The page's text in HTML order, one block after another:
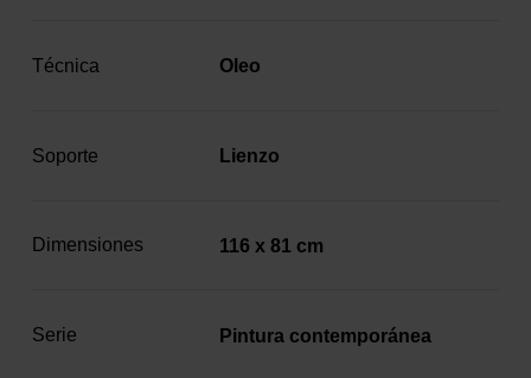
Técnica Oleo
Soporte Lienzo
Dimensiones 116 x 81 cm
Serie Pintura contemporánea